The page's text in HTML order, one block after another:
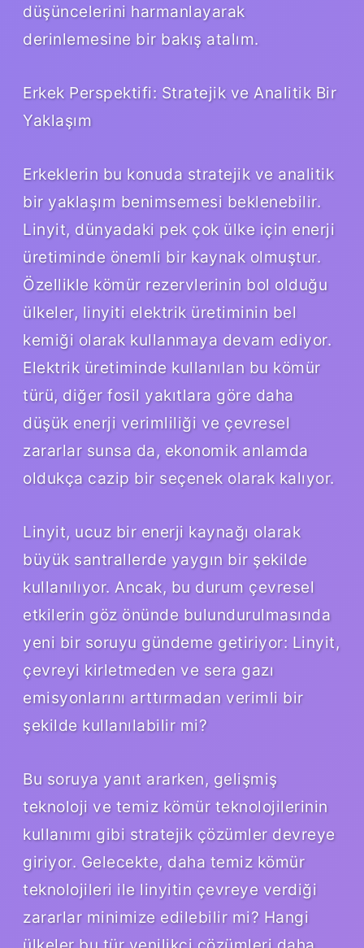
düşüncelerini harmanlayarak
derinlemesine bir bakış atalım.
Erkek Perspektifi: Stratejik ve Analitik Bir
Yaklaşım
Erkeklerin bu konuda stratejik ve analitik
bir yaklaşım benimsemesi beklenebilir.
Linyit, dünyadaki pek çok ülke için enerji
üretiminde önemli bir kaynak olmuştur.
Özellikle kömür rezervlerinin bol olduğu
ülkeler, linyiti elektrik üretiminin bel
kemiği olarak kullanmaya devam ediyor.
Elektrik üretiminde kullanılan bu kömür
türü, diğer fosil yakıtlara göre daha
düşük enerji verimliliği ve çevresel
zararlar sunsa da, ekonomik anlamda
oldukça cazip bir seçenek olarak kalıyor.
Linyit, ucuz bir enerji kaynağı olarak
büyük santrallerde yaygın bir şekilde
kullanılıyor. Ancak, bu durum çevresel
etkilerin göz önünde bulundurulmasında
yeni bir soruyu gündeme getiriyor: Linyit,
çevreyi kirletmeden ve sera gazı
emisyonlarını arttırmadan verimli bir
şekilde kullanılabilir mi?
Bu soruya yanıt ararken, gelişmiş
teknoloji ve temiz kömür teknolojilerinin
kullanımı gibi stratejik çözümler devreye
giriyor. Gelecekte, daha temiz kömür
teknolojileri ile linyitin çevreye verdiği
zararlar minimize edilebilir mi? Hangi